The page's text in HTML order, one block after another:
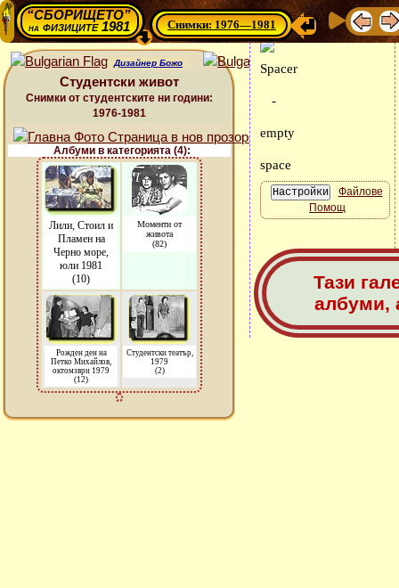
“СБОРИЩЕТО”
нафизиците 1981 Снимки: 1976—1981
Дизайнер Божо
Студентски живот
Снимки от студентските ни години:
1976-1981
Албуми в категорията (4):
Лили, Стоил и
Пламен на
Черно море,
юли 1981
(10)
Моменти от
живота
(82)
Рожден ден на
Петко Михайлов,
октомзври 1979
(12)
Студентски театър,
1979
(2)
Файлове
Помощ
Тази
албуми,